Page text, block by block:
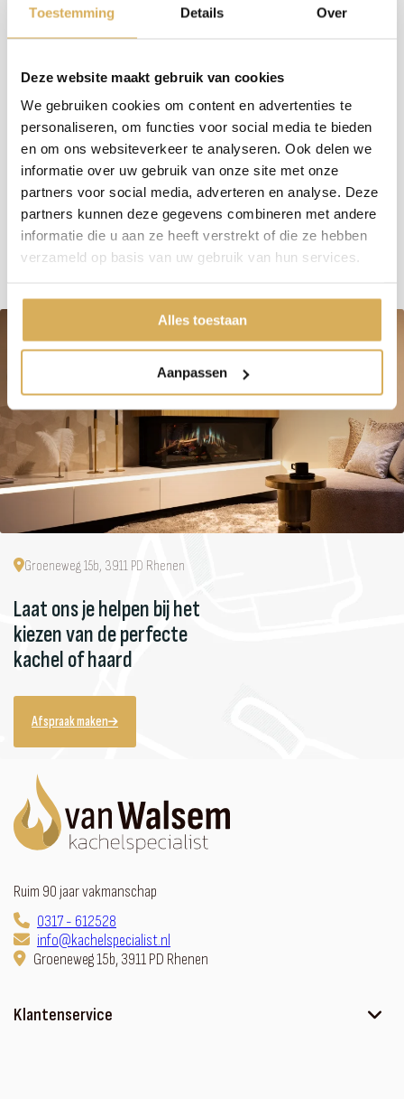
Toestemming Details Over
Deze website maakt gebruik van cookies
We gebruiken cookies om content en advertenties te
personaliseren, om functies voor social media te bieden
en om ons websiteverkeer te analyseren. Ook delen we
informatie over uw gebruik van onze site met onze
partners voor social media, adverteren en analyse. Deze
partners kunnen deze gegevens combineren met andere
informatie die u aan ze heeft verstrekt of die ze hebben
verzameld op basis van uw gebruik van hun services.
Alles toestaan
Aanpassen
persoonlijk contact en advies. We nemen de tijd om samen met jou de perfecte haard
te vinden. Wil je meer weten over dit product of welke haard het beste in jouw situatie
past? Bel, mail of maak een afspraak om bij ons langs te komen - we staan klaar met een
Meer weten over onze haarden?
Neem contact op
Specificaties:
Groeneweg 15b, 3911 PD Rhenen
Laat ons je helpen bij het
kiezen van de perfecte
kachel of haard
Afspraak maken
Ruim 90 jaar vakmanschap
0317 - 612528
info@kachelspecialist.nl
Groeneweg 15b, 3911 PD Rhenen
Klantenservice